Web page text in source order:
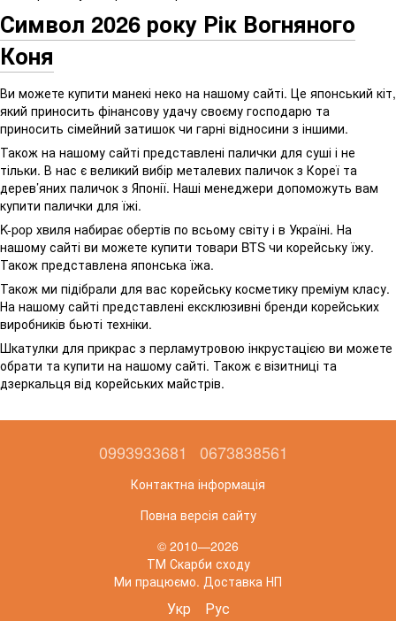
Символ 2026 року Рік Вогняного
Коня
Ви можете купити манекі неко на нашому сайті. Це японський кіт,
який приносить фінансову удачу своєму господарю та
приносить сімейний затишок чи гарні відносини з іншими.
Також на нашому сайті представлені палички для суші і не
тільки. В нас є великий вибір металевих паличок з Кореї та
дерев’яних паличок з Японії. Наші менеджери допоможуть вам
купити палички для їжі.
K-pop хвиля набирає обертів по всьому світу і в Україні. На
нашому сайті ви можете купити товари BTS чи корейську їжу.
Також представлена японська їжа.
Також ми підібрали для вас корейську косметику преміум класу.
На нашому сайті представлені ексклюзивні бренди корейських
виробників бьюті техніки.
Шкатулки для прикрас з перламутровою інкрустацією ви можете
обрати та купити на нашому сайті. Також є візитниці та
дзеркальця від корейських майстрів.
0993933681 0673838561
Контактна інформація
Повна версія сайту
© 2010—2026
ТМ Скарби сходу
Ми працюємо. Доставка НП
Укр Рус